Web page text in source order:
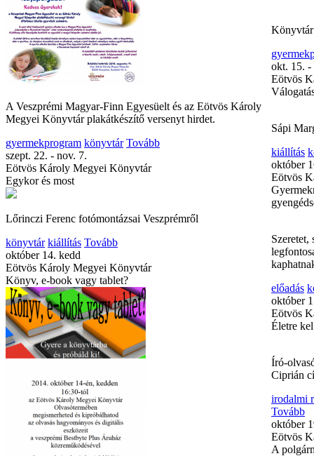
A Veszprémi Magyar-Finn Egyesüelt és az Eötvös Károly
Megyei Könyvtár plakátkészítő versenyt hirdet.
gyermekprogram könyvtár Tovább
szept. 22. - nov. 7.
Eötvös Károly Megyei Könyvtár
Egykor és most
Lőrinczi Ferenc fotómontázsai Veszprémről
könyvtár kiállítás Tovább
október 14. kedd
Eötvös Károly Megyei Könyvtár
Könyv, e-book vagy tablet?
okt. 15. -
Eötvös
Sápi
kiállítás
október
Eötvös
Szeretet,
előadás
október
Eötvös
Életre
Író-
Ciprián
irodalmi
Tovább
október
Eötvös
A